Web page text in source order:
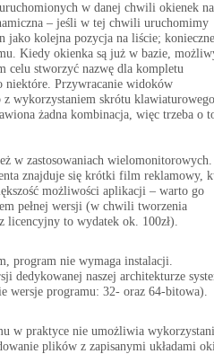
w danej chwili okienek na
– jeśli w tej chwili uruchomimy
jako kolejna pozycja na liście; konieczne
Kiedy okienka są już w bazie,
celu stworzyć nazwę dla kompletu
Przywracanie widoków
z wykorzystaniem skrótu
żadna kombinacja, więc trzeba o
w zastosowaniach wielomonitorowych.
znajduje się krótki film reklamowy,
możliwości aplikacji – warto go
pełnej wersji (w chwili tworzenia
licencyjny to wydatek ok. 100zł).
program nie wymaga instalacji.
dedykowanej naszej architekturze
wersje programu: 32- oraz 64-bitowa).
w praktyce nie umożliwia
plików z zapisanymi układami